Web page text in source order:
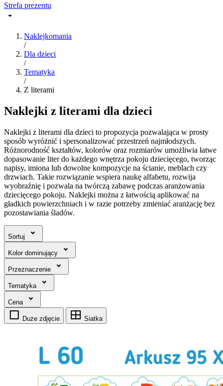
Strefa prezentu
Naklejkomania
/
Dla dzieci
/
Tematyka
/
Z literami
Naklejki z literami dla dzieci
Naklejki z literami dla dzieci to propozycja pozwalająca w prosty
sposób wyróżnić i spersonalizować przestrzeń najmłodszych.
Różnorodność kształtów, kolorów oraz rozmiarów umożliwia łatwe
dopasowanie liter do każdego wnętrza pokoju dziecięcego, tworząc
napisy, imiona lub dowolne kompozycje na ścianie, meblach czy
drzwiach. Takie rozwiązanie wspiera naukę alfabetu, rozwija
wyobraźnię i pozwala na twórczą zabawę podczas aranżowania
dziecięcego pokoju. Naklejki można z łatwością aplikować na
gładkich powierzchniach i w razie potrzeby zmieniać aranżację bez
pozostawiania śladów.
Sortuj
Kolor dominujący
Przeznaczenie
Tematyka
Cena
Duże zdjęcie Siatka